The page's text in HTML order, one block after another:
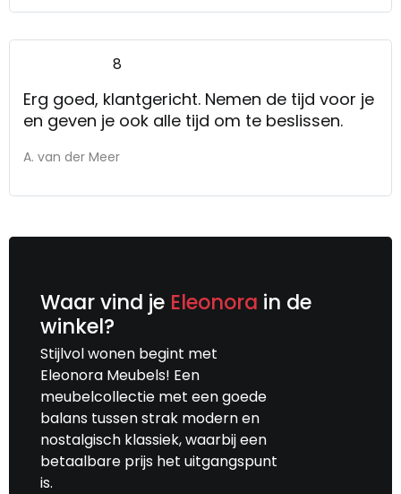
8
Erg goed, klantgericht. Nemen de tijd voor je
en geven je ook alle tijd om te beslissen.
A. van der Meer
Waar vind je Eleonora in de
winkel?
Stijlvol wonen begint met
Eleonora Meubels! Een
meubelcollectie met een goede
balans tussen strak modern en
nostalgisch klassiek, waarbij een
betaalbare prijs het uitgangspunt
is.